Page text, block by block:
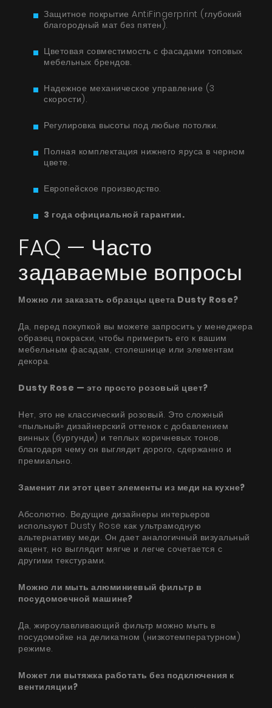
Защитное покрытие AntiFingerprint (глубокий
благородный мат без пятен).
Цветовая совместимость с фасадами топовых
мебельных брендов.
Надежное механическое управление (3
скорости).
Регулировка высоты под любые потолки.
Полная комплектация нижнего яруса в черном
цвете.
Европейское производство.
3 года официальной гарантии.
FAQ — Часто
задаваемые вопросы
Можно ли заказать образцы цвета Dusty Rose?
Да, перед покупкой вы можете запросить у менеджера
образец покраски, чтобы примерить его к вашим
мебельным фасадам, столешнице или элементам
декора.
Dusty Rose — это просто розовый цвет?
Нет, это не классический розовый. Это сложный
«пыльный» дизайнерский оттенок с добавлением
винных (бургунди) и теплых коричневых тонов,
благодаря чему он выглядит дорого, сдержанно и
премиально.
Заменит ли этот цвет элементы из меди на кухне?
Абсолютно. Ведущие дизайнеры интерьеров
используют Dusty Rose как ультрамодную
альтернативу меди. Он дает аналогичный визуальный
акцент, но выглядит мягче и легче сочетается с
другими текстурами.
Можно ли мыть алюминиевый фильтр в
посудомоечной машине?
Да, жироулавливающий фильтр можно мыть в
посудомойке на деликатном (низкотемпературном)
режиме.
Может ли вытяжка работать без подключения к
вентиляции?